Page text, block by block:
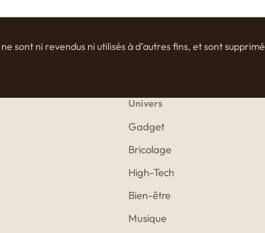
ni revendus ni utilisés à d’autres fins, et sont
Univers
Gadget
Bricolage
High-Tech
Bien-être
Musique